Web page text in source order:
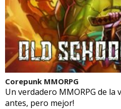
Corepunk MMORPG
Un verdadero MMORPG de la
antes, pero mejor!